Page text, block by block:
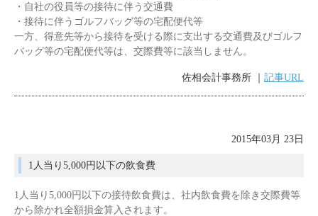
・自社の役員等の接待に伴う交通費
・接待に伴うゴルフバッグ等の宅配便代等
一方、得意先等から接待を受ける際に支出する交通費及びゴルフ
バッグ等の宅配便代等は、交際費等に該当しません。
佐相会計事務所 ｜ 記事URL
2015年03月 23日
1人当り5,000円以下の飲食費
1人当り5,000円以下の接待飲食費は、社内飲食費を除き交際費等
から除かれ全額損金算入されます。